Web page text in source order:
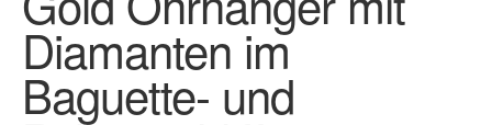
Diamanten im
Baguette- und